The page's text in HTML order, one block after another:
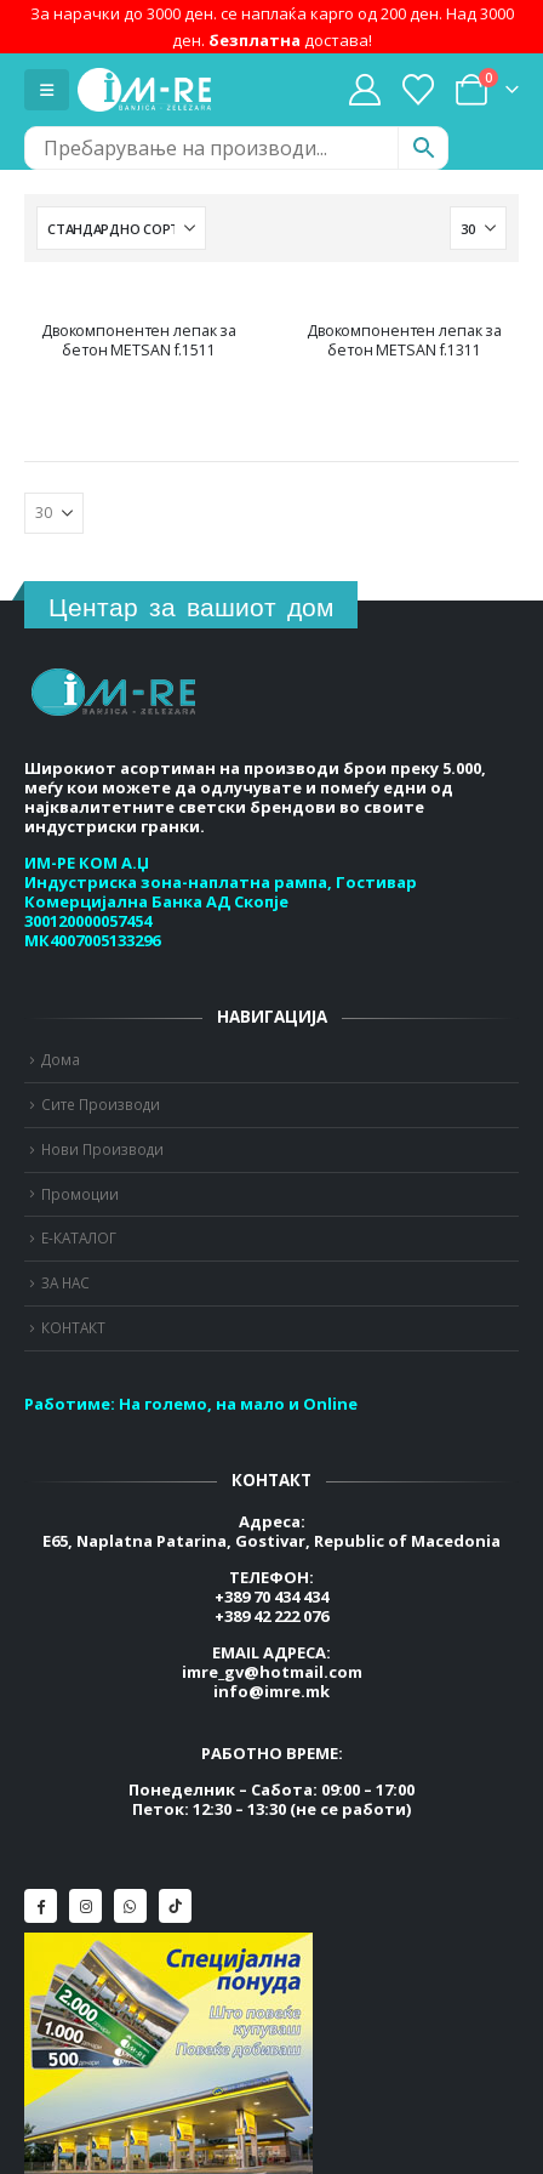
За нарачки до 3000 ден. се наплаќа карго од 200 ден. Над 3000
ден. безплатна достава!
0
Двокомпонентен лепак за
бетон METSAN f.1511
Двокомпонентен лепак за
бетон METSAN f.1311
Центар за вашиот дом
Широкиот асортиман на производи брои преку 5.000,
меѓу кои можете да одлучувате и помеѓу едни од
најквалитетните светски брендови во своите
индустриски гранки.
ИМ-РЕ КОМ А.Џ
Индустриска зона-наплатна рампа, Гостивар
Комерцијална Банка АД Скопје
300120000057454
МК4007005133296
НАВИГАЦИЈА
Дома
Сите Производи
Нови Производи
Промоции
Е-КАТАЛОГ
ЗА НАС
КОНТАКТ
Работиме: На големо, на мало и Online
КОНТАКТ
Адреса:
E65, Naplatna Patarina, Gostivar, Republic of Macedonia
ТЕЛЕФОН:
+389 70 434 434
+389 42 222 076
EMAIL АДРЕСА:
imre_gv@hotmail.com
info@imre.mk
РАБОТНО ВРЕМЕ:
Понеделник – Сабота: 09:00 – 17:00
Петок: 12:30 – 13:30 (не се работи)